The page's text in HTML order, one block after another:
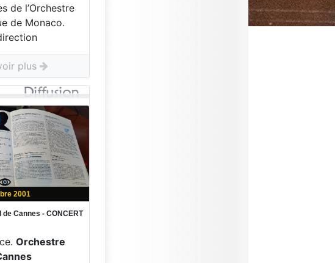
de l’Orchestre
de Monaco.
plus
2001
Cannes - CONCERT
Orchestre